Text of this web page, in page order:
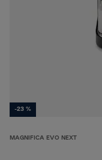
-23 %
MAGNIFICA EVO NEXT